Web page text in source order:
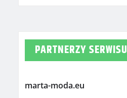
PARTNERZY SERWISU
marta-moda.eu